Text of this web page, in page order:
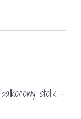
stolik -